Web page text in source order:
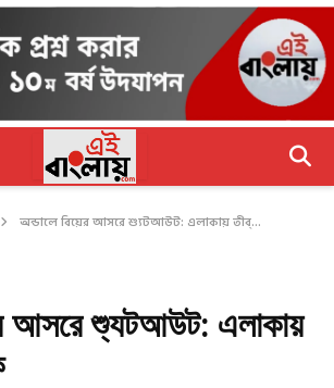
অন্ডালে বিয়ের আসরে শ্যুটআউট: এলাকায় তীব্...
আসরে শ্যুটআউট: এলাকায়